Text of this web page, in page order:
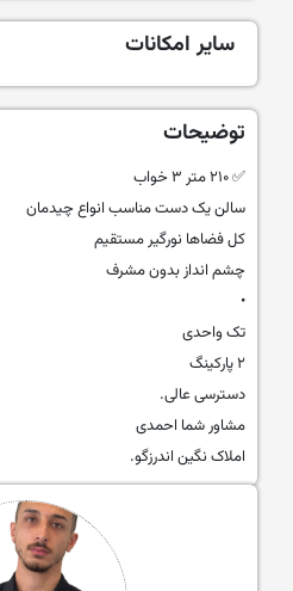
سایر امکانات
توضیحات
✅ ۲۱۰ متر ۳ خواب
سالن یک دست مناسب انواع چیدمان
کل فضاها نورگیر مستقیم
چشم انداز بدون مشرف
•
تک واحدی
۲ پارکینگ
دسترسی عالی.
مشاور شما احمدی
املاک نگین اندرزگو.